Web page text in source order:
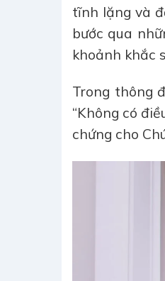
tĩnh lặng và
bước qua
khoảnh khắc
Trong thông
“Không có
chứng cho